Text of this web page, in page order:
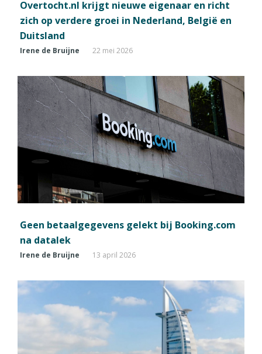
Overtocht.nl krijgt nieuwe eigenaar en richt
zich op verdere groei in Nederland, België en
Duitsland
Irene de Bruijne 22 mei 2026
Geen betaalgegevens gelekt bij Booking.com
na datalek
Irene de Bruijne 13 april 2026